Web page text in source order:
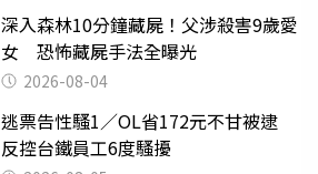
深入森林10分鐘藏屍！父涉殺害9歲愛
女 恐怖藏屍手法全曝光
2026-08-04
逃票告性騷1／OL省172元不甘被逮
反控台鐵員工6度騷擾